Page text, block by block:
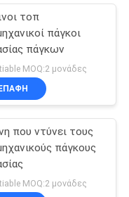
τοπ
πάγκοι
πάγκων
MOQ:2 μονάδες
που ντύνει τους
πάγκους
MOQ:2 μονάδες